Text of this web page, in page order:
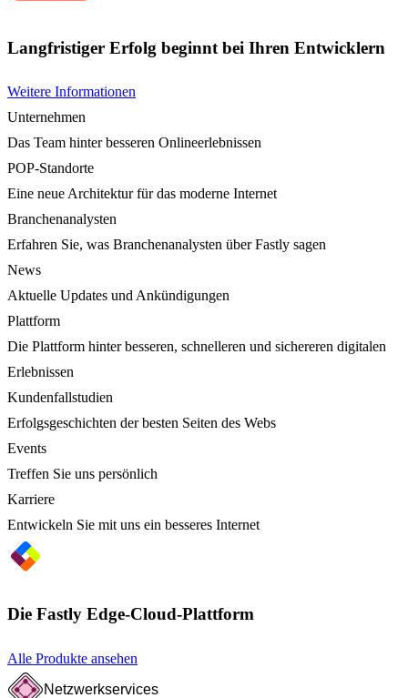
Langfristiger Erfolg beginnt bei Ihren Entwicklern
Weitere Informationen
Unternehmen
Das Team hinter besseren Onlineerlebnissen
POP-Standorte
Eine neue Architektur für das moderne Internet
Branchenanalysten
Erfahren Sie, was Branchenanalysten über Fastly sagen
News
Aktuelle Updates und Ankündigungen
Plattform
Die Plattform hinter besseren, schnelleren und sichereren digitalen
Erlebnissen
Kundenfallstudien
Erfolgsgeschichten der besten Seiten des Webs
Events
Treffen Sie uns persönlich
Karriere
Entwickeln Sie mit uns ein besseres Internet
Die Fastly Edge-Cloud-Plattform
Alle Produkte ansehen
Netzwerkservices